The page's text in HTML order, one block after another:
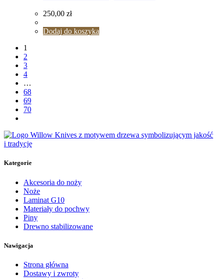
250,00 zł
Dodaj do koszyka
1
2
3
4
…
68
69
70
Kategorie
Akcesoria do noży
Noże
Laminat G10
Materiały do pochwy
Piny
Drewno stabilizowane
Nawigacja
Strona główna
Dostawy i zwroty